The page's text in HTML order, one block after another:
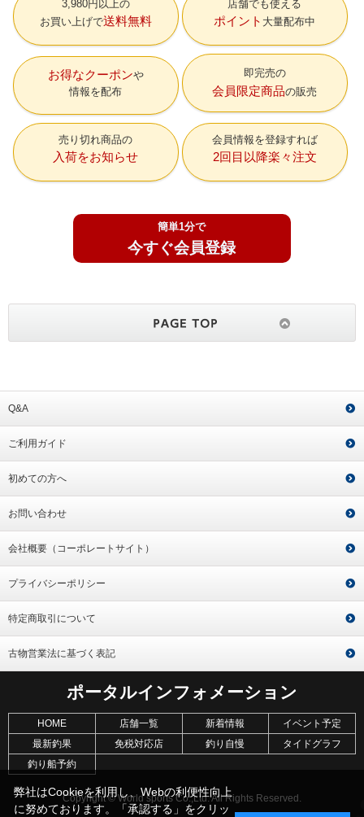
3,980円以上の
お買い上げで送料無料
店舗でも使える
ポイント 大量配布中
お得なクーポン
情報を配布
即完売の
会員限定商品の販売
売り切れ商品の
入荷をお知らせ
会員情報を登録すれば
2回目以降楽々注文
簡単1分で
今すぐ会員登録
Q&A
ご利用ガイド
初めての方へ
お問い合わせ
会社概要（コーポレートサイト）
プライバシーポリシー
特定商取引について
古物営業法に基づく表記
ポータルインフォメーション
HOME 店舗一覧 新着情報
イベント予定
最新釣果
免税対応店 釣り自慢
タイドグラフ
釣り船予約
Copyright © World sports Co.,Ltd. All Rights Reserved.
弊社はCookieを利用し、Webの利便性向上
に努めております。「承認する」をクリッ